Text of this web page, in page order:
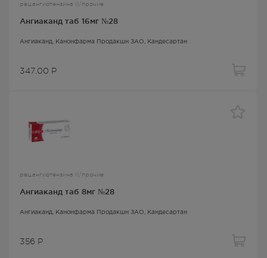
рец.ангиотензина II/прочие
Ангиаканд таб 16мг №28
Ангиаканд, Канонфарма Продакшн ЗАО, Кандесартан
347.00 Р
рец.ангиотензина II/прочие
Ангиаканд таб 8мг №28
Ангиаканд, Канонфарма Продакшн ЗАО, Кандесартан
356 Р